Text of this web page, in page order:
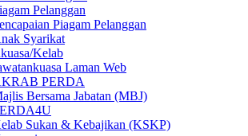
Pelanggan
Piagam Pelanggan
Syarikat
Kelab
Laman Web
PERDA
Bersama Jabatan (MBJ)
Sukan & Kebajikan (KSKP)